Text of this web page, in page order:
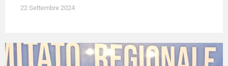
22 Settembre 2024